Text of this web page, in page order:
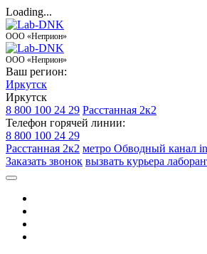
Loading...
ООО «Неприон»
ООО «Неприон»
Ваш регион:
Иркутск
Иркутск
8 800 100 24 29 Расстанная 2к2
Телефон горячей линии:
8 800 100 24 29
Расстанная 2к2 метро Обводный канал
Заказать звонок вызвать курьера